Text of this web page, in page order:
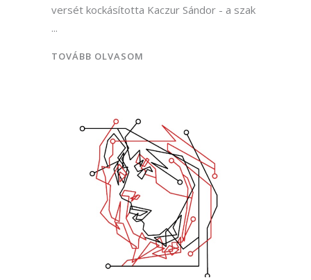
versét kockásította Kaczur Sándor - a szak
TOVÁBB OLVASOM